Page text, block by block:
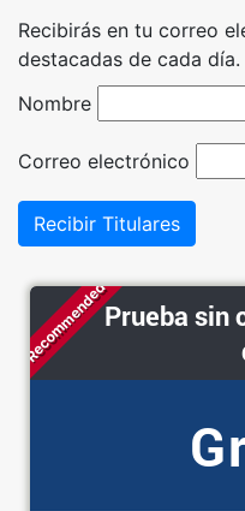
Recibirás en tu correo
destacadas de cada día.
Nombre
Correo electrónico
Recibir Titulares
RecommendedPrueba sin